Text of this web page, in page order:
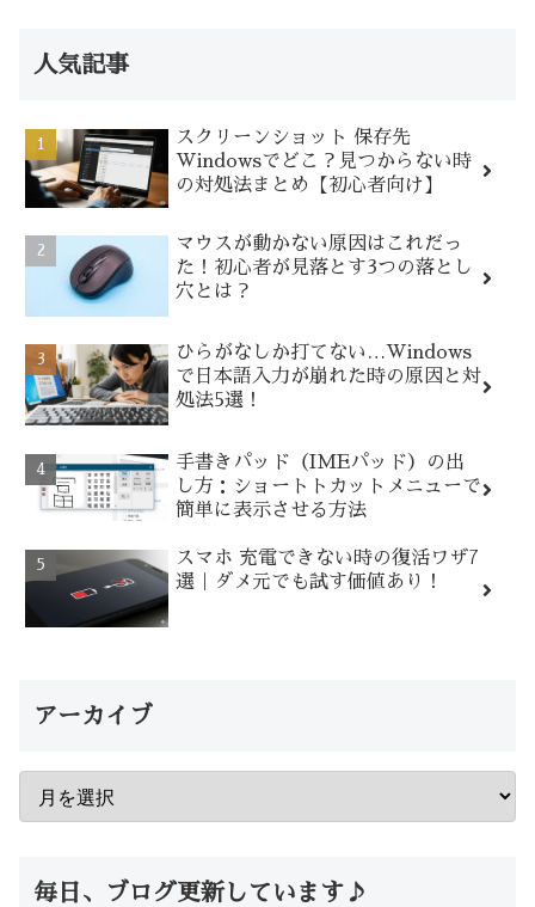
人気記事
スクリーンショット 保存先
Windowsでどこ？見つからない時
の対処法まとめ【初心者向け】
マウスが動かない原因はこれだっ
た！初心者が見落とす3つの落とし
穴とは？
ひらがなしか打てない…Windows
で日本語入力が崩れた時の原因と対
処法5選！
手書きパッド（IMEパッド）の出
し方：ショートトカットメニューで
簡単に表示させる方法
スマホ 充電できない時の復活ワザ7
選｜ダメ元でも試す価値あり！
アーカイブ
毎日、ブログ更新しています♪